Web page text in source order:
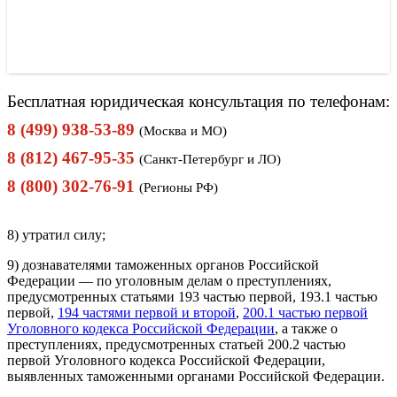
Бесплатная юридическая консультация по телефонам:
8 (499) 938-53-89 (Москва и МО)
8 (812) 467-95-35 (Санкт-Петербург и ЛО)
8 (800) 302-76-91 (Регионы РФ)
8) утратил силу;
9) дознавателями таможенных органов Российской
Федерации — по уголовным делам о преступлениях,
предусмотренных статьями 193 частью первой, 193.1 частью
первой, 194 частями первой и второй, 200.1 частью первой
Уголовного кодекса Российской Федерации, а также о
преступлениях, предусмотренных статьей 200.2 частью
первой Уголовного кодекса Российской Федерации,
выявленных таможенными органами Российской Федерации.